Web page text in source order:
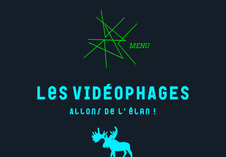
MENU
Allons de l'élan !